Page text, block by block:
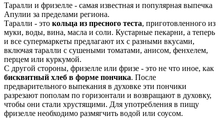
Таралли и фризелле - самая известная и популярная выпечка
Апулии за пределами региона.
Таралли - это кольца из пресного теста, приготовленного из
муки, воды, вина, масла и соли. Кустарные пекарни, а теперь
и все супермаркеты предлагают их с разными вкусами,
включая таралли с сушеными томатами, анисом, фенхелем,
перцем или куркумой.
С другой стороны, фризелле или фризе - это не что иное, как
бисквитный хлеб в форме пончика. После
предварительного выпекания в духовке эти пончики
разрезают пополам по горизонтали и возвращают в духовку,
чтобы они стали хрустящими. Для употребления в пищу
фризелле необходимо размягчить водой или соусом.